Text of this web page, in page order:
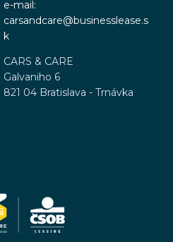
e-mail:
carsandcare@businesslease.s
k
CARS & CARE
Galvaniho 6
821 04 Bratislava - Trnávka